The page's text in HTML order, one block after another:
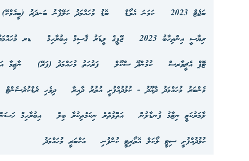
ބަޖެޓް 2023
ކަމަނަ އެވޯޑް ބޮޑު މުހައްމަދު ކަލޭފާނު ބަނދަރު (ބީއެމްކޭ)
ރިޔާސީ އިންތިހާބު 2023
ޖޭޕީގެ ލީޑަރު ޤާސިމް އިބުރާހިމް ޑރ
ޓޮޕް އެޗީވާރސް
ކުމުންދޫ ސްކޫލް ފަރުހަތު މުހައްމަދު (ފަރޭ) ނާޒިމާ
މެންބަރު މުހައްމަދު ދާއޫދު - ކުޅުދުއްފުށީ އުތުރު ދާއިރާ
ދިވެހި ރެޑްކުރެސެންޓް
ލާމަރުކަޒީ ނިޒާމު ފުނޑާލުން
އަތޮޅުތެރެ ނިކަމެތިކުރާ ބިލް އިބުރާހިމް
ކުޅުދުއްފުށީ ސިޓީ ލޯކަލް އޮތޯރިޓީ ކުންފުނި
އަކްބަރީ މުހައްމަދު